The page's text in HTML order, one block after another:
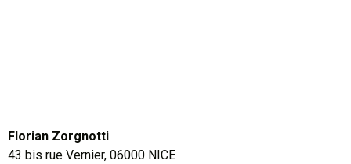
Florian Zorgnotti
43 bis rue Vernier, 06000 NICE